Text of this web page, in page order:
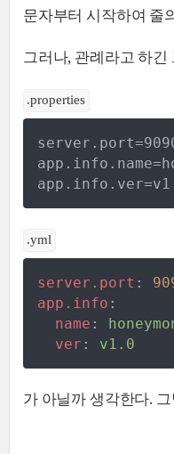
문자부터 시작하여 줄
그러나, 관례라고 하
.properties
.yml
server.port :
app.info :
name :
ver : v1.0
가 아닐까 생각한다.